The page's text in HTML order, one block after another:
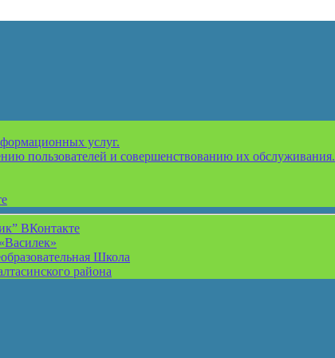
услуг.
пользователей и совершенствованию их обслуживания.
ВКонтакте
Школа
района